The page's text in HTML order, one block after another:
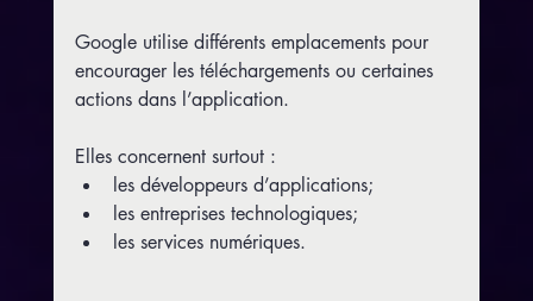
Google utilise différents emplacements pour
encourager les téléchargements ou certaines
actions dans l’application.
Elles concernent surtout :
les développeurs d’applications;
les entreprises technologiques;
les services numériques.